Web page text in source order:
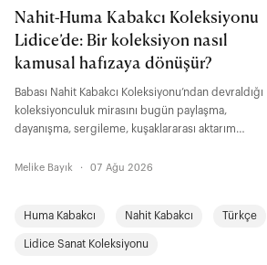
Nahit-Huma Kabakcı Koleksiyonu
Lidice’de: Bir koleksiyon nasıl
kamusal hafızaya dönüşür?
Babası Nahit Kabakcı Koleksiyonu’ndan devraldığı
koleksiyonculuk mirasını bugün paylaşma,
dayanışma, sergileme, kuşaklararası aktarım
koleksiyonun kuşaklar boyunca geçirdiği
diyalog alanlarını ve Lidice ile kurulan işbirliğini
konuştuk.
Melike Bayık · 07 Ağu 2026
Huma Kabakcı Nahit Kabakcı Türkçe
Lidice Sanat Koleksiyonu